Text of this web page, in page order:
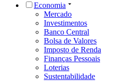
Economia
Mercado
Investimentos
Banco Central
Bolsa de Valores
Imposto de Renda
Finanças Pessoais
Loterias
Sustentabilidade